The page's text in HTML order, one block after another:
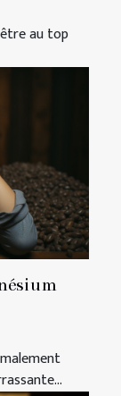
être au top